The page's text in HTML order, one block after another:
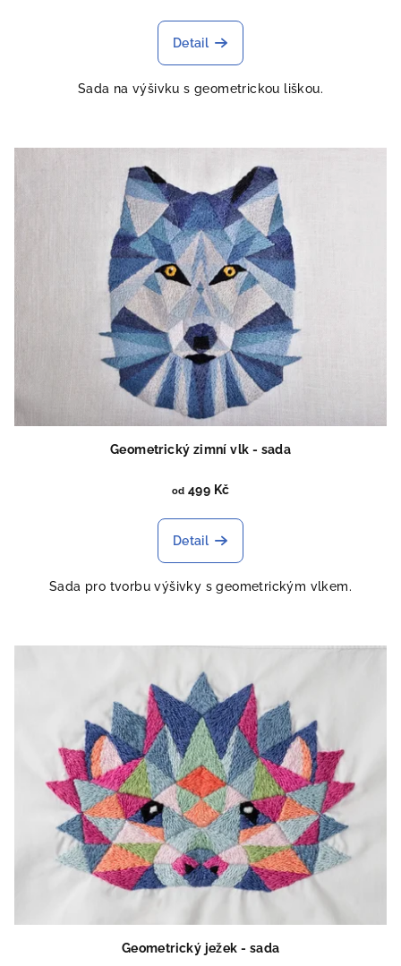
Detail
Sada na výšivku s geometrickou liškou.
Geometrický zimní vlk - sada
od 499 Kč
Detail
Sada pro tvorbu výšivky s geometrickým vlkem.
Geometrický ježek - sada